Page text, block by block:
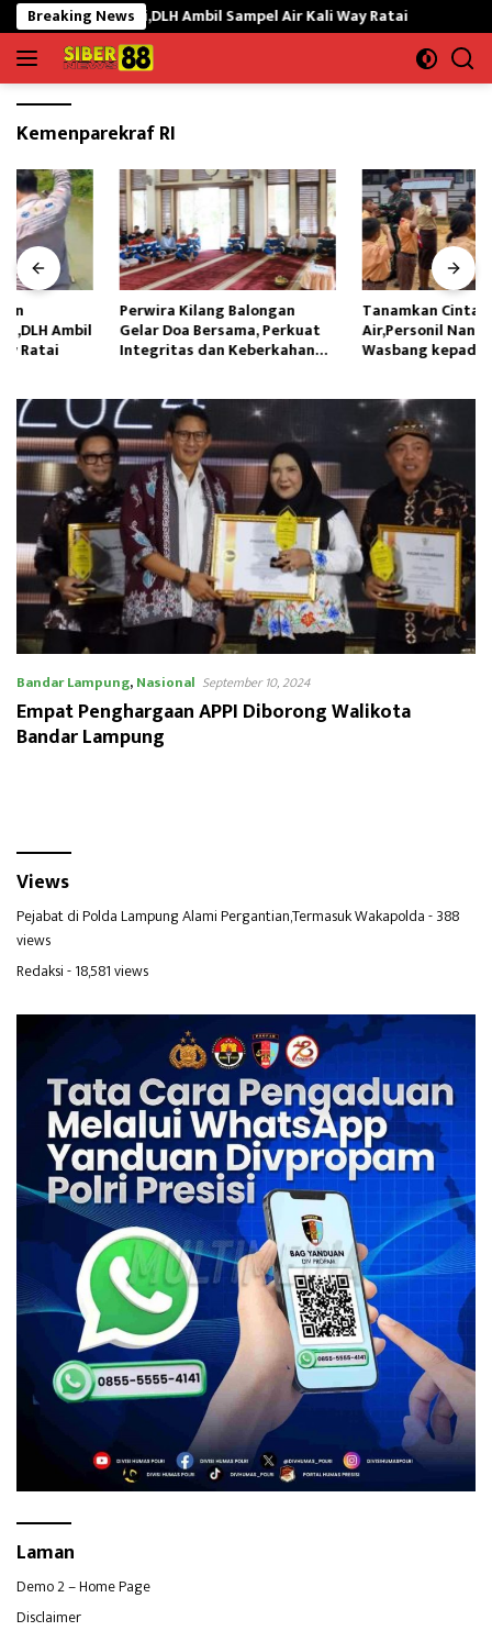
Langsung
ke
konten
Breaking News
Ikan Mati,DLH Ambil Sampel Air Kali Way Ratai
Kemenparekraf RI
Perwira Kilang Balongan
Gelar Doa Bersama, Perkuat
Integritas dan Keberkahan
Tanamkan Cinta Tanah
Air,Personil Nanggala Bekali
Wasbang kepada Siswa SD
Bandar Lampung,Nasional September 10, 2024
Empat Penghargaan APPI Diborong Walikota
Bandar Lampung
Views
Pejabat di Polda Lampung Alami Pergantian,Termasuk Wakapolda- 388
views
Redaksi- 18,581 views
Laman
Demo 2 – Home Page
Disclaimer